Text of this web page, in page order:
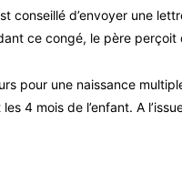
conseillé d’envoyer une
ce congé, le père perçoit
pour une naissance
4 mois de l’enfant. A